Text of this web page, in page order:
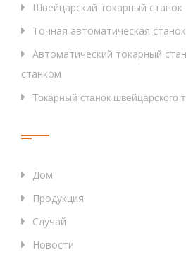
Швейцарский токарный станок
Точная автоматическая
Автоматический токарный
станком
Токарный станок швейцарского
Дом
Продукция
Случай
Новости